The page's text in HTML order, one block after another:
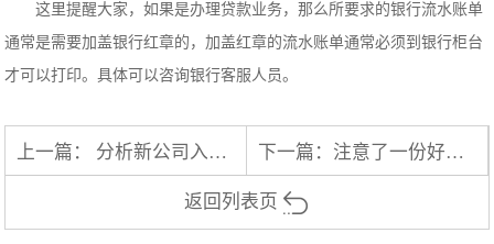
这里提醒大家，如果是办理贷款业务，那么所要求的银行流水账单
通常是需要加盖银行红章的，加盖红章的流水账单通常必须到银行柜台
才可以打印。具体可以咨询银行客服人员。
上一篇： 分析新公司入职HR为啥要你提供代做银行工资流水？ 下一篇： 注意了一份好的银行流水原来是这样的
返回列表页